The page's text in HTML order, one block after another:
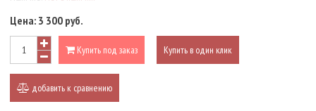
Цена: 3 300 руб.
Купить под заказ Купить в один клик
добавить к сравнению